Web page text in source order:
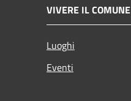
VIVERE IL COMUNE
Luoghi
Eventi